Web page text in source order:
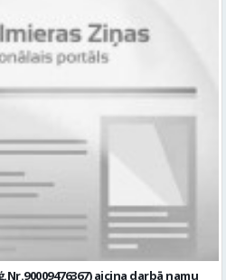
pieteikumu pārvaldību un
datortehnikas lietotāju atbalstu
risināšanu; uzstādīt, konfigurēt,
iestāžu datortehniku,
novērst kļūmes to darbībā;
darbu izpildi Pašvaldības
sagatavot priekšlikumus par
ir: vismaz vidējā
tehnoloģiju jomā; darba
saistītā jomā); izpratne par
uzbūvi un problēmu risināšanas
uzbūvi, tīkla iekārtu darbības
atbilstoši Valsts valodas likuma
organizatoriskās un saskarsmes
prasme patstāvīgi pieņemt
atbildības sajūta; precizitāte;